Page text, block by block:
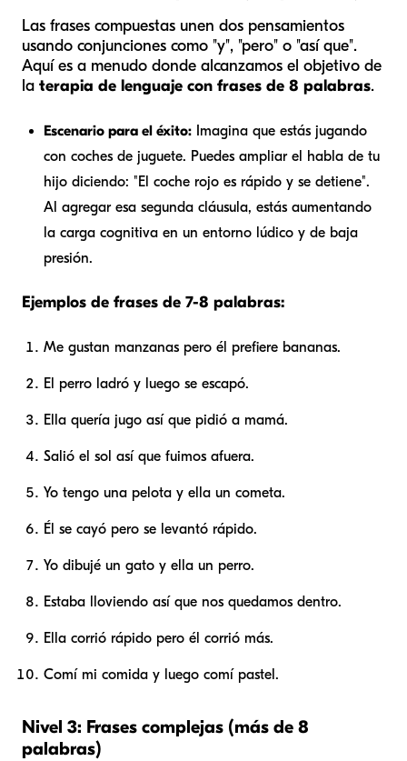
Las frases compuestas unen dos pensamientos
usando conjunciones como "y", "pero" o "así que".
Aquí es a menudo donde alcanzamos el objetivo de
la terapia de lenguaje con frases de 8 palabras.
Escenario para el éxito: Imagina que estás jugando
con coches de juguete. Puedes ampliar el habla de tu
hijo diciendo: "El coche rojo es rápido y se detiene".
Al agregar esa segunda cláusula, estás aumentando
la carga cognitiva en un entorno lúdico y de baja
presión.
Ejemplos de frases de 7-8 palabras:
Me gustan manzanas pero él prefiere bananas.
El perro ladró y luego se escapó.
Ella quería jugo así que pidió a mamá.
Salió el sol así que fuimos afuera.
Yo tengo una pelota y ella un cometa.
Él se cayó pero se levantó rápido.
Yo dibujé un gato y ella un perro.
Estaba lloviendo así que nos quedamos dentro.
Ella corrió rápido pero él corrió más.
Comí mi comida y luego comí pastel.
Nivel 3: Frases complejas (más de 8
palabras)